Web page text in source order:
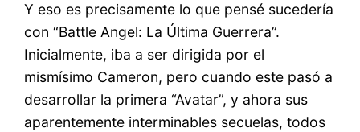
Y eso es precisamente lo que pensé sucedería
con “Battle Angel: La Última Guerrera”.
Inicialmente, iba a ser dirigida por el
mismísimo Cameron, pero cuando este pasó a
desarrollar la primera “Avatar”, y ahora sus
aparentemente interminables secuelas, todos